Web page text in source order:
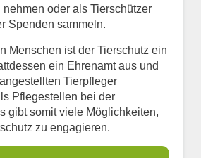
nehmen oder als Tierschützer
Spenden sammeln.
Menschen ist der Tierschutz ein
ein Ehrenamt aus und
Tierpfleger
Pflegestellen bei der
gibt somit viele Möglichkeiten,
zu engagieren.